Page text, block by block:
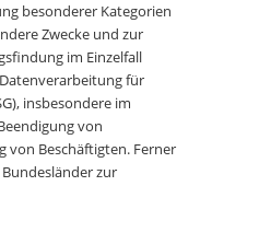
besonderer Kategorien
Zwecke und zur
im Einzelfall
für
insbesondere im
von
von Beschäftigten. Ferner
zur